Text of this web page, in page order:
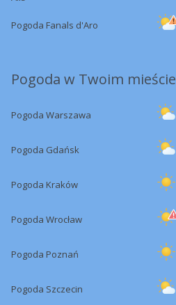
Pogoda Fanals d'Aro
Pogoda w Twoim mieście
Pogoda Warszawa
Pogoda Gdańsk
Pogoda Kraków
Pogoda Wrocław
Pogoda Poznań
Pogoda Szczecin